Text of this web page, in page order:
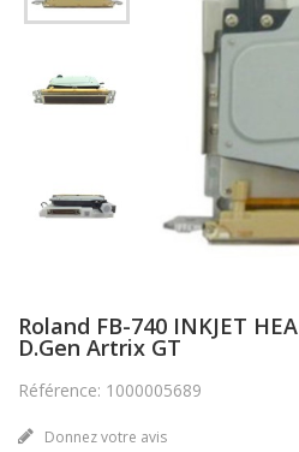
Roland FB-740 INKJET
D.gen Artrix GT
Référence: 1000005689
Donnez votre avis